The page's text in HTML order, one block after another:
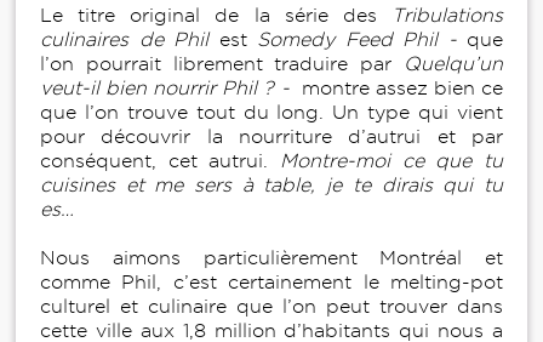
Le titre original de la série des
Tribulations
culinaires de Phil est Somedy Feed Phil - que
l’on pourrait librement traduire par
Quelqu’un
veut-il bien nourrir Phil ? - montre assez bien ce
que l’on trouve tout du long. Un type qui vient
pour découvrir la nourriture d’autrui et par
conséquent, cet autrui.
Montre-moi ce que tu
cuisines et me sers à table, je te dirais qui tu
es…
Nous aimons particulièrement Montréal et
comme Phil, c’est certainement le melting-pot
culturel et culinaire que l’on peut trouver dans
cette ville aux 1,8 million d’habitants qui nous a